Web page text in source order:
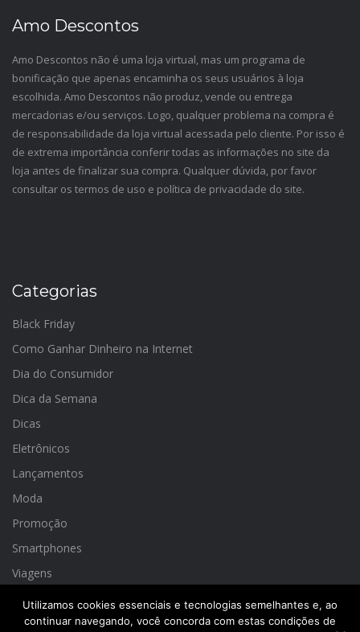
Amo Descontos
Amo Descontos não é uma loja virtual, mas um programa de
bonificação que apenas encaminha os seus usuários à loja
escolhida. Amo Descontos não produz, vende ou entrega
mercadorias e/ou serviços. Logo, qualquer problema na compra é
de responsabilidade da loja virtual acessada pelo cliente. Por isso é
de extrema importância conferir todas as informações no site da
loja antes de finalizar sua compra. Qualquer dúvida, por favor
consultar os termos de uso e política de privacidade do site.
Categorias
Black Friday
Como Ganhar Dinheiro na Internet
Dia do Consumidor
Dica da Semana
Dicas
Eletrônicos
Lançamentos
Moda
Promoção
Smartphones
Viagens
Utilizamos cookies essenciais e tecnologias semelhantes e, ao
continuar navegando, você concorda com estas condições de